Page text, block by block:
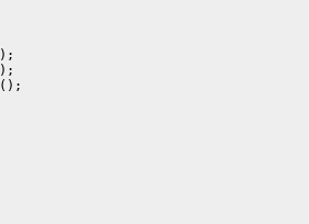
) ;
) ;
( ) ;